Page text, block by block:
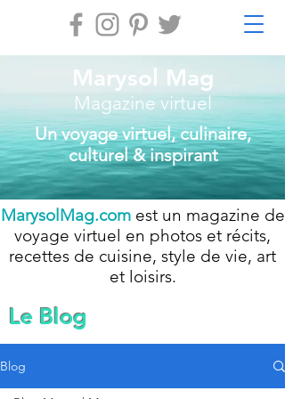
Marysol Mag
Magazine virtuel
Un voyage virtuel, culinaire,
culturel & inspirant
MarysolMag.comest un magazine de
voyage virtuel en photos et récits,
recettes de cuisine, style de vie, art
et loisirs.
Le Blog
Blog